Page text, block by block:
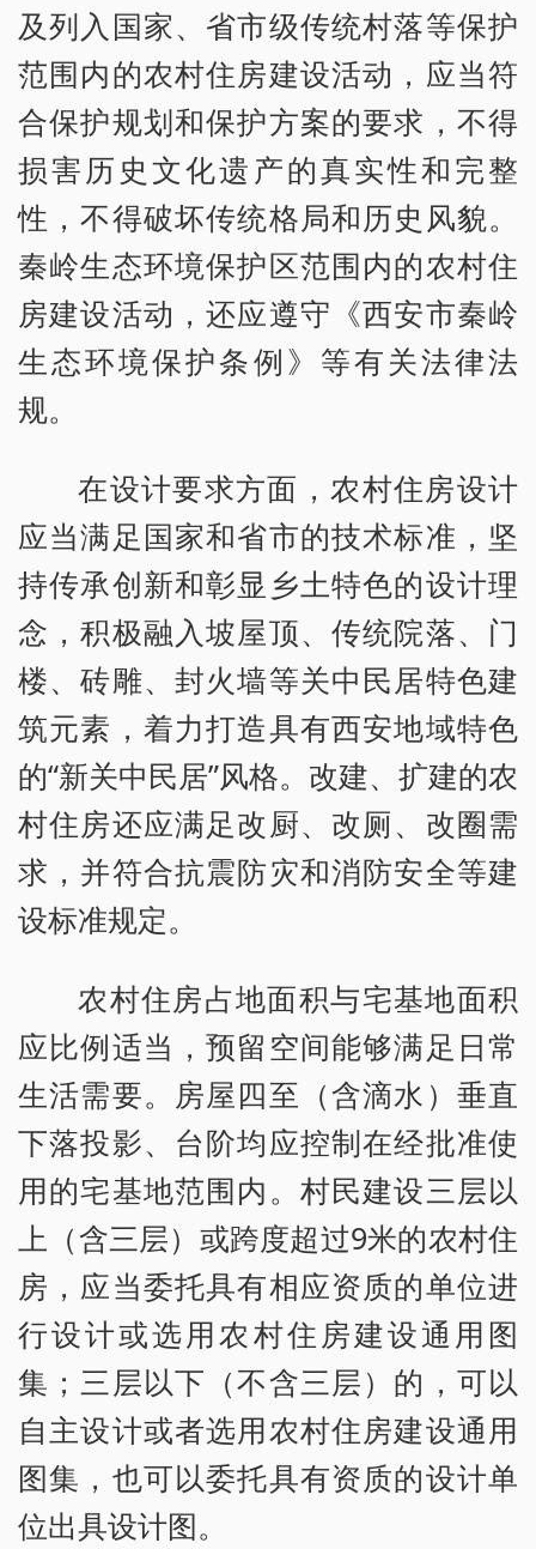
及列入国家、省市级传统村落等保护
范围内的农村住房建设活动，应当符
合保护规划和保护方案的要求，不得
损害历史文化遗产的真实性和完整
性，不得破坏传统格局和历史风貌。
秦岭生态环境保护区范围内的农村住
房建设活动，还应遵守《西安市秦岭
生态环境保护条例》等有关法律法
规。
在设计要求方面，农村住房设计
应当满足国家和省市的技术标准，坚
持传承创新和彰显乡土特色的设计理
念，积极融入坡屋顶、传统院落、门
楼、砖雕、封火墙等关中民居特色建
筑元素，着力打造具有西安地域特色
的“新关中民居”风格。改建、扩建的农
村住房还应满足改厨、改厕、改圈需
求，并符合抗震防灾和消防安全等建
设标准规定。
农村住房占地面积与宅基地面积
应比例适当，预留空间能够满足日常
生活需要。房屋四至（含滴水）垂直
下落投影、台阶均应控制在经批准使
用的宅基地范围内。村民建设三层以
上（含三层）或跨度超过9米的农村住
房，应当委托具有相应资质的单位进
行设计或选用农村住房建设通用图
集；三层以下（不含三层）的，可以
自主设计或者选用农村住房建设通用
图集，也可以委托具有资质的设计单
位出具设计图。